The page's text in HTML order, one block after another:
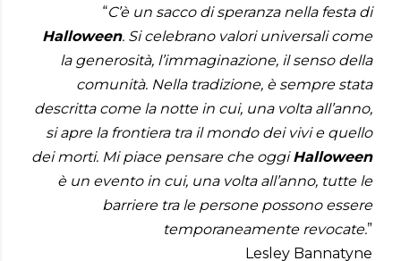
“C’è un sacco di speranza nella festa di
Halloween. Si celebrano valori universali come
la generosità, l’immaginazione, il senso della
comunità. Nella tradizione, è sempre stata
descritta come la notte in cui, una volta all’anno,
si apre la frontiera tra il mondo dei vivi e quello
dei morti. Mi piace pensare che oggiHalloween
è un evento in cui, una volta all’anno, tutte le
barriere tra le persone possono essere
temporaneamente revocate.”
Lesley Bannatyne